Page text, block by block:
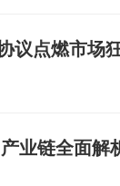
议点燃市场
业链全面解